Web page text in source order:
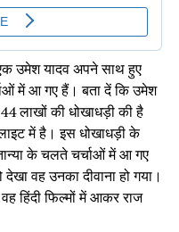
उमेश यादव अपने साथ हुए
में आ गए हैं। बता दें कि उमेश
लाखों की धोखाधड़ी की है
में है। इस धोखाधड़ी के
के चलते चर्चाओं में आ गए
वह उनका दीवाना हो गया।
हिंदी फिल्मों में आकर राज